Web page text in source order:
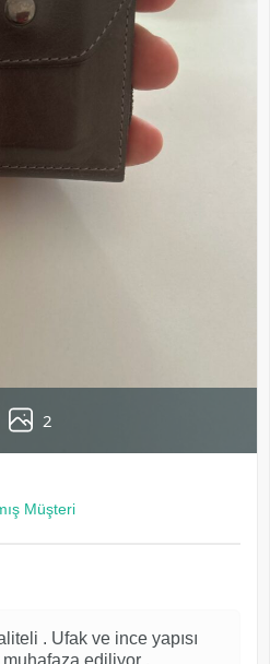
2
Müşteri
. Ufak ve ince yapısı
ediliyor .